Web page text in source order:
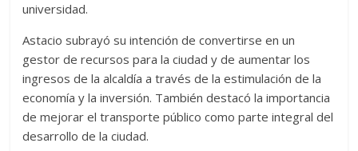
universidad.
Astacio subrayó su intención de convertirse en un
gestor de recursos para la ciudad y de aumentar los
ingresos de la alcaldía a través de la estimulación de la
economía y la inversión. También destacó la importancia
de mejorar el transporte público como parte integral del
desarrollo de la ciudad.